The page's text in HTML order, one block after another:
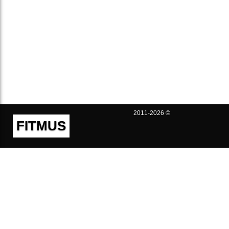
FITMUS
2011-2026 ©